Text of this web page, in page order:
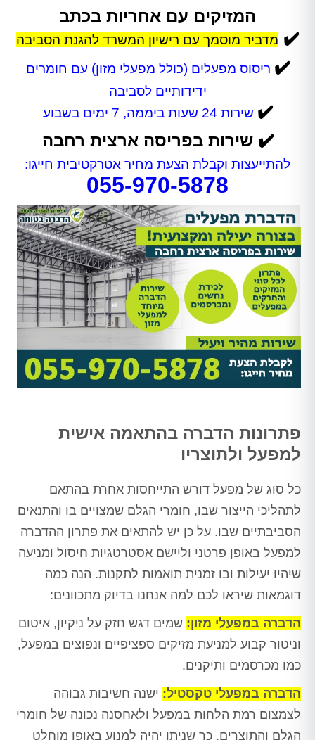
המזיקים עם אחריות בכתב
✔️ מדביר מוסמך עם רישיון המשרד להגנת הסביבה
✔️ ריסוס מפעלים (כולל מפעלי מזון) עם חומרים
ידידותיים לסביבה
✔️ שירות 24 שעות ביממה, 7 ימים בשבוע
✔️ שירות בפריסה ארצית רחבה
להתייעצות וקבלת הצעת מחיר אטרקטיבית חייגו:
055-970-5878
פתרונות הדברה בהתאמה אישית
למפעל ולתוצריו
כל סוג של מפעל דורש התייחסות אחרת בהתאם
לתהליכי הייצור שבו, חומרי הגלם שמצויים בו והתנאים
הסביבתיים שבו. על כן יש להתאים את פתרון ההדברה
למפעל באופן פרטני וליישם אסטרטגיות חיסול ומניעה
שיהיו יעילות ובו זמנית תואמות לתקנות. הנה כמה
דוגמאות שיראו לכם למה אנחנו בדיוק מתכוונים:
הדברה במפעלי מזון: שמים דגש חזק על ניקיון, איטום
וניטור קבוע למניעת מזיקים ספציפיים ונפוצים במפעל,
כמו מכרסמים ותיקנים.
הדברה במפעלי טקסטיל: ישנה חשיבות גבוהה
לצמצום רמת הלחות במפעל ולאחסנה נכונה של חומרי
הגלם והתוצרים, כך שניתן יהיה למנוע באופן מוחלט